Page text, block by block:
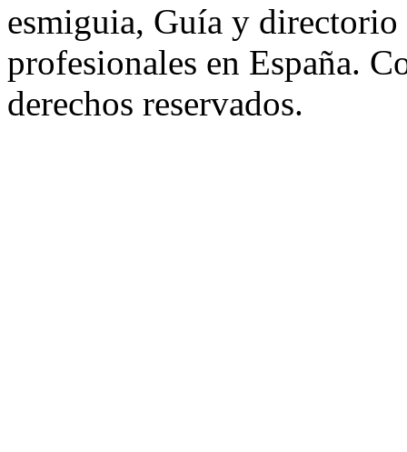
esmiguia, Guía y directorio
profesionales en España.
derechos reservados.